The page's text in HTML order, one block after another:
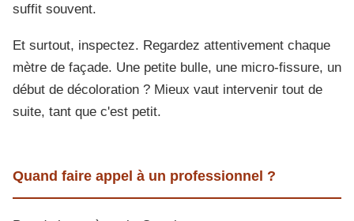
suffit souvent.
Et surtout, inspectez. Regardez attentivement chaque
mètre de façade. Une petite bulle, une micro-fissure, un
début de décoloration ? Mieux vaut intervenir tout de
suite, tant que c'est petit.
Quand faire appel à un professionnel ?